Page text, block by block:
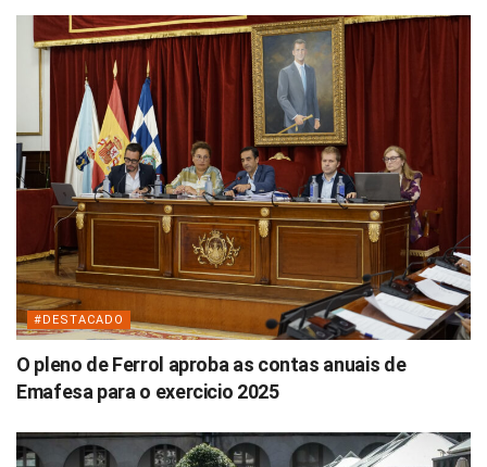
#DESTACADO
O pleno de Ferrol aproba as contas anuais de
Emafesa para o exercicio 2025